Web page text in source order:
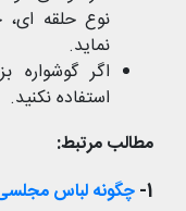
نوع حلقه
نماید.
اگر گوشواره
استفاده نکنید.
مطالب مرتبط:
1- چگونه لباس